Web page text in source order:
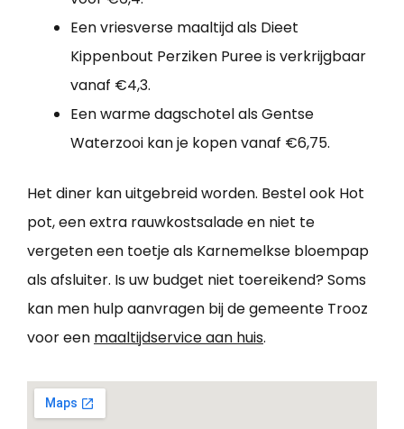
Een vriesverse maaltijd als Dieet
Kippenbout Perziken Puree is verkrijgbaar
vanaf €4,3.
Een warme dagschotel als Gentse
Waterzooi kan je kopen vanaf €6,75.
Het diner kan uitgebreid worden. Bestel ook Hot
pot, een extra rauwkostsalade en niet te
vergeten een toetje als Karnemelkse bloempap
als afsluiter. Is uw budget niet toereikend? Soms
kan men hulp aanvragen bij de gemeente Trooz
voor een maaltijdservice aan huis.